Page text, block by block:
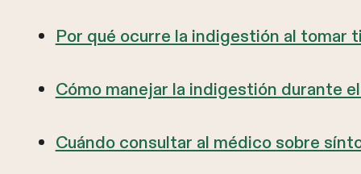
Por qué ocurre la indigestión al tomar
Cómo manejar la indigestión durante
Cuándo consultar al médico sobre